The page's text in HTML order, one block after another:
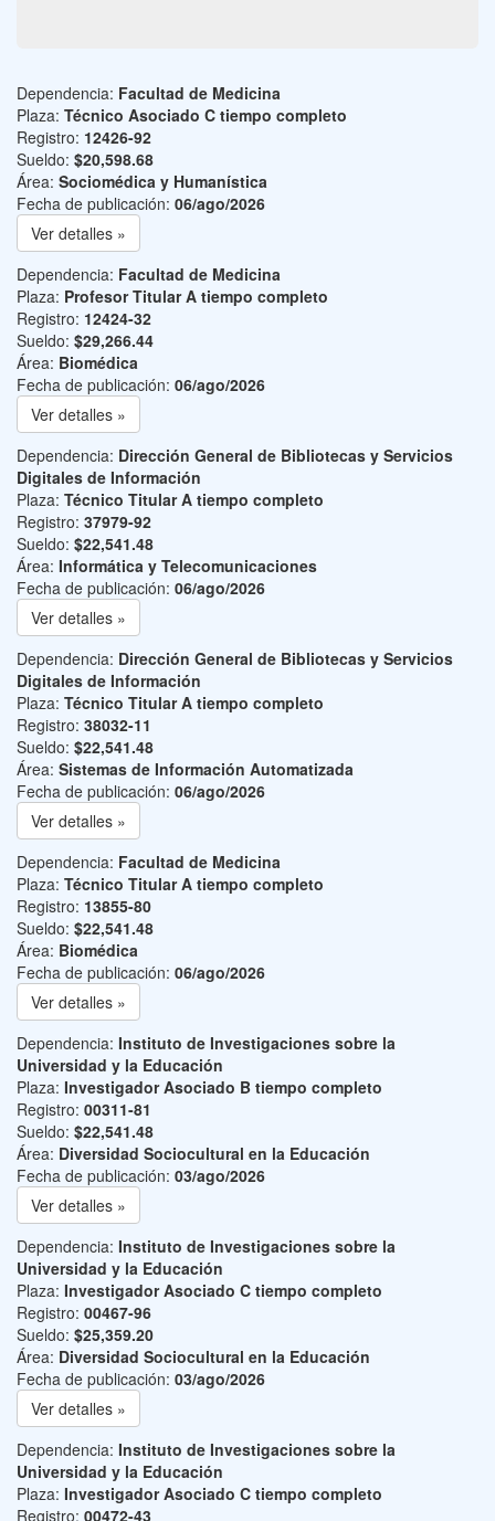
Dependencia: Facultad de Medicina
Plaza: Técnico Asociado C tiempo completo
Registro: 12426-92
Sueldo: $20,598.68
Área: Sociomédica y Humanística
Fecha de publicación: 06/ago/2026
Ver detalles »
Dependencia: Facultad de Medicina
Plaza: Profesor Titular A tiempo completo
Registro: 12424-32
Sueldo: $29,266.44
Área: Biomédica
Fecha de publicación: 06/ago/2026
Ver detalles »
Dependencia: Dirección General de Bibliotecas y Servicios
Digitales de Información
Plaza: Técnico Titular A tiempo completo
Registro: 37979-92
Sueldo: $22,541.48
Área: Informática y Telecomunicaciones
Fecha de publicación: 06/ago/2026
Ver detalles »
Dependencia: Dirección General de Bibliotecas y Servicios
Digitales de Información
Plaza: Técnico Titular A tiempo completo
Registro: 38032-11
Sueldo: $22,541.48
Área: Sistemas de Información Automatizada
Fecha de publicación: 06/ago/2026
Ver detalles »
Dependencia: Facultad de Medicina
Plaza: Técnico Titular A tiempo completo
Registro: 13855-80
Sueldo: $22,541.48
Área: Biomédica
Fecha de publicación: 06/ago/2026
Ver detalles »
Dependencia: Instituto de Investigaciones sobre la
Universidad y la Educación
Plaza: Investigador Asociado B tiempo completo
Registro: 00311-81
Sueldo: $22,541.48
Área: Diversidad Sociocultural en la Educación
Fecha de publicación: 03/ago/2026
Ver detalles »
Dependencia: Instituto de Investigaciones sobre la
Universidad y la Educación
Plaza: Investigador Asociado C tiempo completo
Registro: 00467-96
Sueldo: $25,359.20
Área: Diversidad Sociocultural en la Educación
Fecha de publicación: 03/ago/2026
Ver detalles »
Dependencia: Instituto de Investigaciones sobre la
Universidad y la Educación
Plaza: Investigador Asociado C tiempo completo
Registro: 00472-43